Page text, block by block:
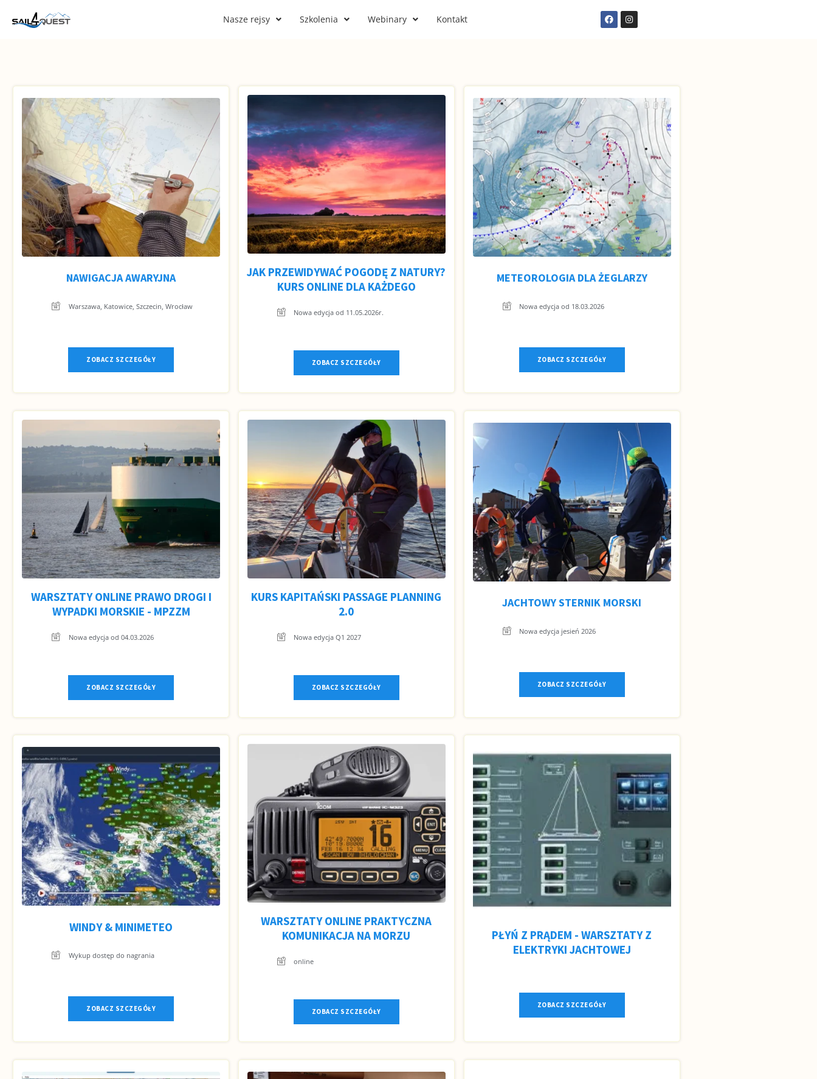
Nasze rejsy Szkolenia Webinary Kontakt
NAWIGACJA AWARYJNA
Warszawa, Katowice, Szczecin, Wrocław
ZOBACZ SZCZEGÓŁY
JAK PRZEWIDYWAĆ POGODĘ Z NATURY?
KURS ONLINE DLA KAŻDEGO
Nowa edycja od 11.05.2026r.
ZOBACZ SZCZEGÓŁY
METEOROLOGIA DLA ŻEGLARZY
Nowa edycja od 18.03.2026
ZOBACZ SZCZEGÓŁY
WARSZTATY ONLINE PRAWO DROGI I
WYPADKI MORSKIE - MPZZM
Nowa edycja od 04.03.2026
ZOBACZ SZCZEGÓŁY
KURS KAPITAŃSKI PASSAGE PLANNING
2.0
Nowa edycja Q1 2027
ZOBACZ SZCZEGÓŁY
JACHTOWY STERNIK MORSKI
Nowa edycja jesień 2026
ZOBACZ SZCZEGÓŁY
WINDY & MINIMETEO
Wykup dostęp do nagrania
ZOBACZ SZCZEGÓŁY
WARSZTATY ONLINE PRAKTYCZNA
KOMUNIKACJA NA MORZU
online
ZOBACZ SZCZEGÓŁY
PŁYŃ Z PRĄDEM - WARSZTATY Z
ELEKTRYKI JACHTOWEJ
ZOBACZ SZCZEGÓŁY